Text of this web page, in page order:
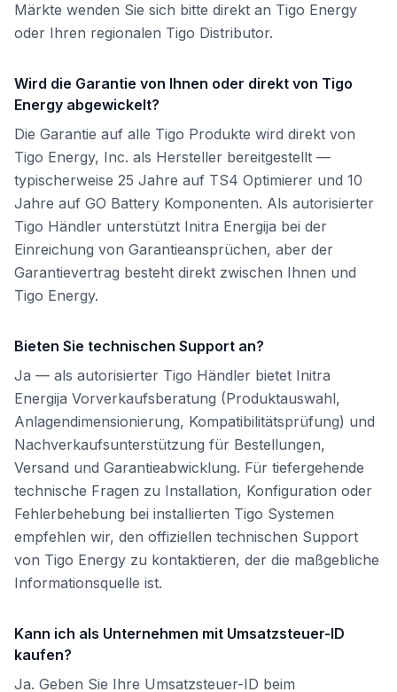
Märkte wenden Sie sich bitte direkt an Tigo Energy
oder Ihren regionalen Tigo Distributor.
Wird die Garantie von Ihnen oder direkt von Tigo
Energy abgewickelt?
Die Garantie auf alle Tigo Produkte wird direkt von
Tigo Energy, Inc. als Hersteller bereitgestellt —
typischerweise 25 Jahre auf TS4 Optimierer und 10
Jahre auf GO Battery Komponenten. Als autorisierter
Tigo Händler unterstützt Initra Energija bei der
Einreichung von Garantieansprüchen, aber der
Garantievertrag besteht direkt zwischen Ihnen und
Tigo Energy.
Bieten Sie technischen Support an?
Ja — als autorisierter Tigo Händler bietet Initra
Energija Vorverkaufsberatung (Produktauswahl,
Anlagendimensionierung, Kompatibilitätsprüfung) und
Nachverkaufsunterstützung für Bestellungen,
Versand und Garantieabwicklung. Für tiefergehende
technische Fragen zu Installation, Konfiguration oder
Fehlerbehebung bei installierten Tigo Systemen
empfehlen wir, den offiziellen technischen Support
von Tigo Energy zu kontaktieren, der die maßgebliche
Informationsquelle ist.
Kann ich als Unternehmen mit Umsatzsteuer-ID
kaufen?
Ja. Geben Sie Ihre Umsatzsteuer-ID beim